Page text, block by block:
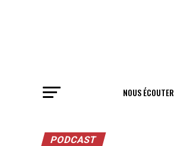
NOUS ÉCOUTER
PODCAST